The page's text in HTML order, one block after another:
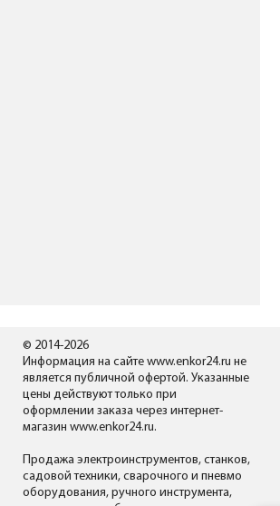
© 2014-2026
Информация на сайте www.enkor24.ru не
является публичной офертой. Указанные
цены действуют только при
оформлении заказа через интернет-
магазин www.enkor24.ru.
Продажа электроинструментов, станков,
садовой техники, сварочного и пневмо
оборудования, ручного инструмента,